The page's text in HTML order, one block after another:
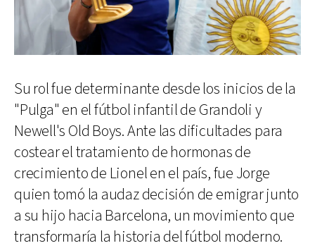
Su rol fue determinante desde los inicios de la
"Pulga" en el fútbol infantil de Grandoli y
Newell's Old Boys. Ante las dificultades para
costear el tratamiento de hormonas de
crecimiento de Lionel en el país, fue Jorge
quien tomó la audaz decisión de emigrar junto
a su hijo hacia Barcelona, un movimiento que
transformaría la historia del fútbol moderno.